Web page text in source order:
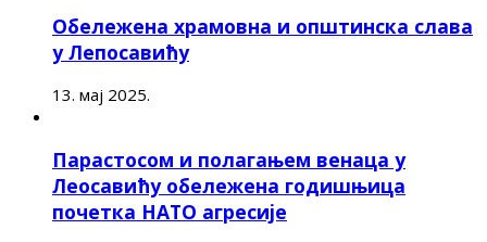
Обележена храмовна и општинска слава
у Лепосавићу
13. мај 2025.
Парастосом и полагањем венаца у
Леосавићу обележена годишњица
почетка НАТО агресије